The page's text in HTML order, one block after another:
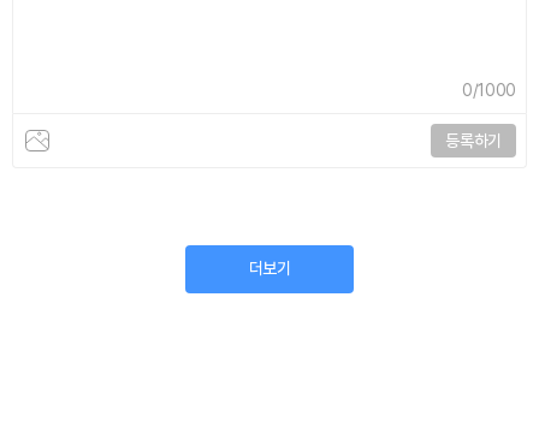
0/1000
등록하기
더보기